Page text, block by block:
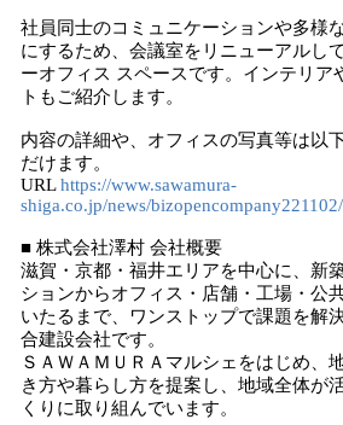
社員同士のコミュニケーションや多様
にするため、会議室をリニューアルし
ーオフィス スペースです。インテリア
トもご紹介します。
内容の詳細や、オフィスの写真等は以
だけます。
URLhttps://www.sawamura-
shiga.co.jp/news/bizopencompany221102/
■ 株式会社澤村 会社概要
滋賀・京都・福井エリアを中心に、新
ションからオフィス・店舗・工場・公
いたるまで、ワンストップで課題を解
合建設会社です。
ＳＡＷＡＭＵＲＡマルシェをはじめ、
き方や暮らし方を提案し、地域全体が
くりに取り組んでいます。